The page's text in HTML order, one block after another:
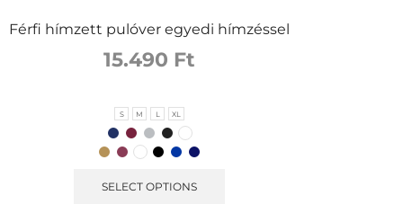
Férfi hímzett pulóver egyedi hímzéssel
15.490 Ft
S M L XL
SELECT OPTIONS